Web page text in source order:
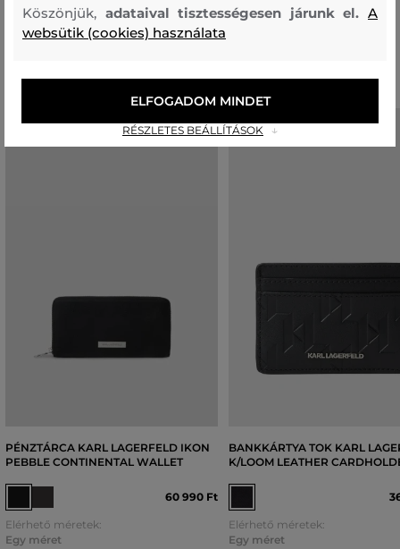
PÉNZTÁRCA KARL LAGERFELD IKON
PEBBLE CONTINENTAL WALLET
60 990 Ft
Elérhető méretek:
Egy méret
BANKKÁRTYA TOK KARL
K/LOOM LEATHER
Elérhető méretek:
Egy méret
Köszönjük, adataival tisztességesen járunk el.A
websütik (cookies) használata
RÉSZLETES BEÁLLÍTÁSOK
ELFOGADOM MINDET